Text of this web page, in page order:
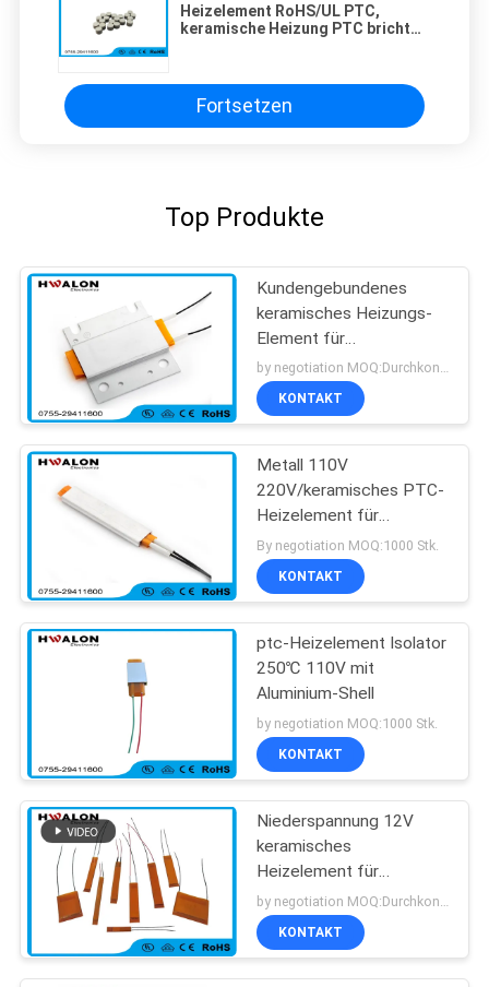
Heizelement RoHS/UL PTC,
keramische Heizung PTC bricht
Fortsetzen
Top Produkte
Kundengebundenes
keramisches Heizungs-
Element für
Handtrockner mit
Edelstahl-Wohnung
by negotiation MOQ:Durchkontaktierung
KONTAKT
Metall 110V
220V/keramisches PTC-
Heizelement für
Haushaltsgeräte
By negotiation MOQ:1000 Stk.
KONTAKT
ptc-Heizelement Isolator
250℃ 110V mit
Aluminium-Shell
by negotiation MOQ:1000 Stk.
KONTAKT
Niederspannung 12V
keramisches
Heizelement für
Haartrockner und
Haarstrecker
KONTAKT